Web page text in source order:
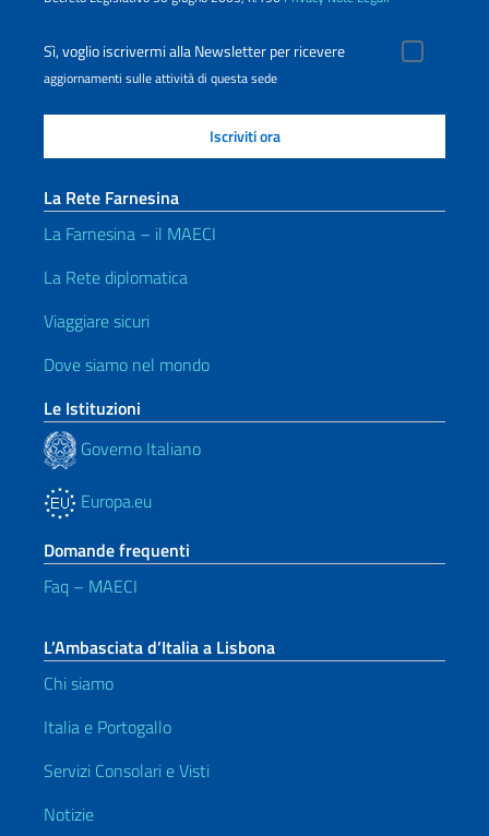
Sì, voglio iscrivermi alla Newsletter per ricevere
aggiornamenti sulle attività di questa sede
La Rete Farnesina
La Farnesina – il MAECI
La Rete diplomatica
Viaggiare sicuri
Dove siamo nel mondo
Le Istituzioni
Governo Italiano
Europa.eu
Domande frequenti
Faq – MAECI
L’Ambasciata d’Italia a Lisbona
Chi siamo
Italia e Portogallo
Servizi Consolari e Visti
Notizie